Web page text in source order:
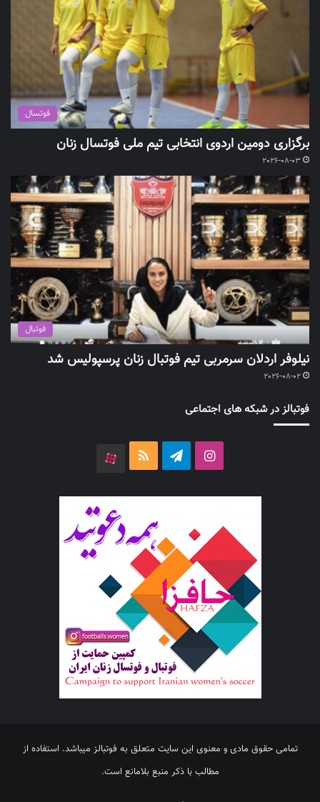
فوتسال
برگزاری دومین اردوی انتخابی تیم ملی فوتسال زنان
2026-08-03
فوتبال
نیلوفر اردلان سرمربی تیم فوتبال زنان پرسپولیس شد
2026-08-02
فوتبالز در شبکه های اجتماعی
اینستاگرامتلگرام خوراک
تمامی حقوق مادی و معنوی این سایت متعلق به فوتبالز میباشد. استفاده از
مطالب با ذکر منبع بلامانع است.